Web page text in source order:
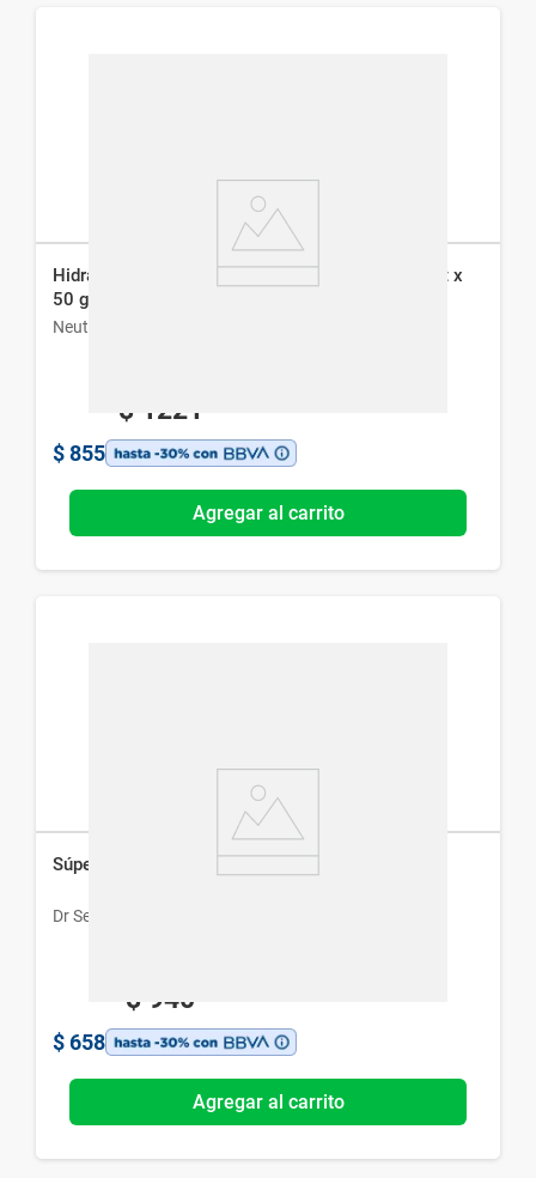
Hidratante Facial en Gel Neutrogena Hydro Boost x
50 g
Neutrogena
$ 1221
$ 855
Agregar al carrito
Súper Sérum Dr.Selby Vitamina C x 30 ml
Dr Selby
$ 940
$ 658
Agregar al carrito